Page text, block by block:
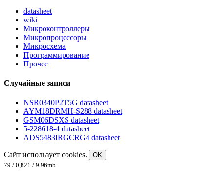
datasheet
wiki
Микроконтроллеры
Микропроцессоры
Микросхема
Программирование
Прочее
Случайные записи
NSR0340P2T5G datasheet
AYM18DRMH-S288 datasheet
GSM06DSXS datasheet
5-228618-4 datasheet
ADS5483IRGCRG4 datasheet
Сайт использует cookies.
OK
79 / 0,821 / 9.96mb